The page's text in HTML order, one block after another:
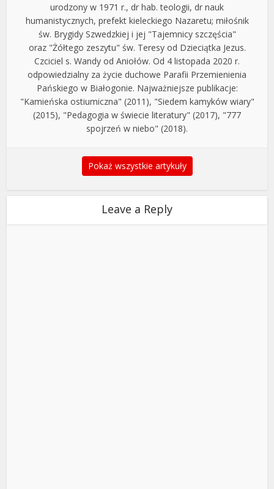
urodzony w 1971 r., dr hab. teologii, dr nauk
humanistycznych, prefekt kieleckiego Nazaretu; miłośnik
św. Brygidy Szwedzkiej i jej "Tajemnicy szczęścia"
oraz "Żółtego zeszytu" św. Teresy od Dzieciątka Jezus.
Czciciel s. Wandy od Aniołów. Od 4 listopada 2020 r.
odpowiedzialny za życie duchowe Parafii Przemienienia
Pańskiego w Białogonie. Najważniejsze publikacje:
"Kamieńska ostiumiczna" (2011), "Siedem kamyków wiary"
(2015), "Pedagogia w świecie literatury" (2017), "777
spojrzeń w niebo" (2018).
Pokaż wszystkie artykuły
Leave a Reply